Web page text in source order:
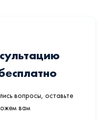
вопросы, оставьте
вам